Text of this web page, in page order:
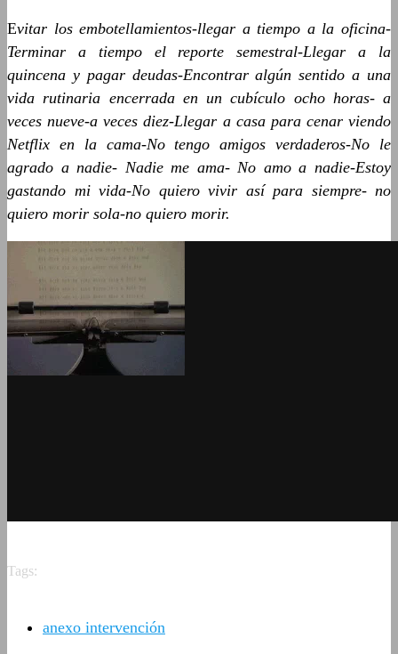
Evitar los embotellamientos-llegar a tiempo a la oficina-
Terminar a tiempo el reporte semestral-Llegar a la
quincena y pagar deudas-Encontrar algún sentido a una
vida rutinaria encerrada en un cubículo ocho horas- a
veces nueve-a veces diez-Llegar a casa para cenar viendo
Netflix en la cama-No tengo amigos verdaderos-No le
agrado a nadie- Nadie me ama- No amo a nadie-Estoy
gastando mi vida-No quiero vivir así para siempre- no
quiero morir sola-no quiero morir.
Tags:
anexo intervención